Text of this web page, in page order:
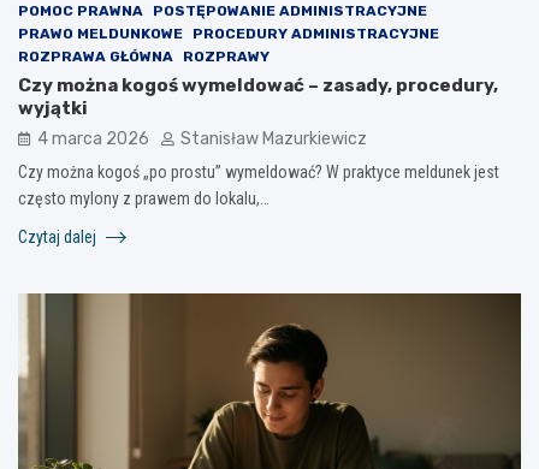
POMOC PRAWNA
POSTĘPOWANIE ADMINISTRACYJNE
PRAWO MELDUNKOWE
PROCEDURY ADMINISTRACYJNE
ROZPRAWA GŁÓWNA
ROZPRAWY
Czy można kogoś wymeldować – zasady, procedury,
wyjątki
4 marca 2026 Stanisław Mazurkiewicz
Czy można kogoś „po prostu” wymeldować? W praktyce meldunek jest
często mylony z prawem do lokalu,…
Czytaj dalej